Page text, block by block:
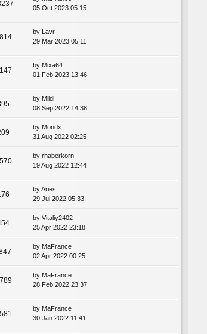
05 Oct 2023 05:15
by Lavr
29 Mar 2023 05:11
by Mixa64
01 Feb 2023 13:46
by Mildi
08 Sep 2022 14:38
by Mondx
31 Aug 2022 02:25
by rhaberkorn
19 Aug 2022 12:44
byAries
29 Jul 2022 05:33
by Vitaliy2402
25 Apr 2022 23:18
by MaFrance
02 Apr 2022 00:25
by MaFrance
28 Feb 2022 23:37
by MaFrance
30 Jan 2022 11:41